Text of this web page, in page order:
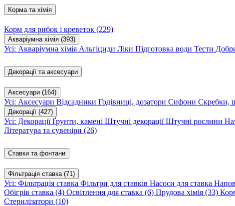
Корма та хімія
Корм для рибок і креветок (229)
Акваріумна хімія (393)
Усі: Акваріумна хімія Альгіциди Ліки Підготовка води Тести
Декорації та аксесуари
Аксесуари (164)
Усі: Аксесуари Відсадники Годівниці, дозатори Сифони Скребки,
Декорації (427)
Усі: ДекораціїҐрунти, камені Штучні декораціїШтучні рослини
Література та сувеніри (26)
Ставки та фонтани
Фільтрація ставка (71)
Усі: Фільтрація ставка Фільтри для ставків Насоси для ставка
Обігрів ставка (4) Освітлення для ставка (6) Прудова хімія (33)
Стерилізатори (10)